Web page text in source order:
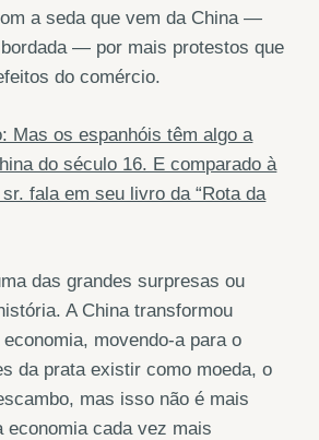
a seda que vem da China —
— por mais protestos que
do comércio.
Mas os espanhóis têm algo a
do século 16. E comparado à
sr. fala em seu livro da “Rota da
das grandes surpresas ou
A China transformou
movendo-a para o
da prata existir como moeda, o
mas isso não é mais
economia cada vez mais